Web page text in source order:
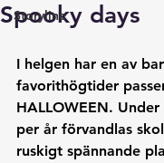
Storyline
Spooky days
I helgen har en av
favorithögtider
HALLOWEEN.
per år förvandlas
ruskigt spännande